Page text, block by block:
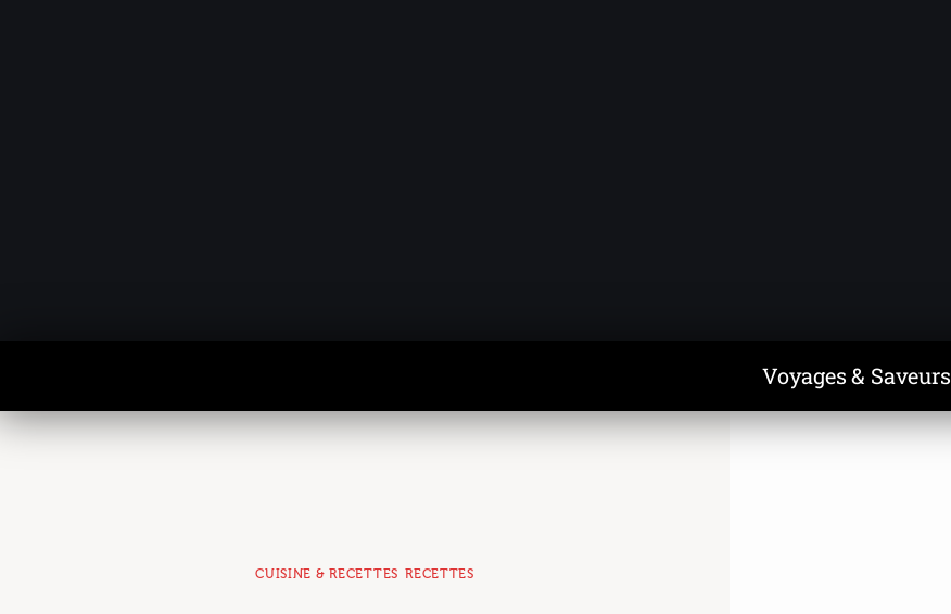
Voyages & Saveurs
CUISINE & RECETTES RECETTES